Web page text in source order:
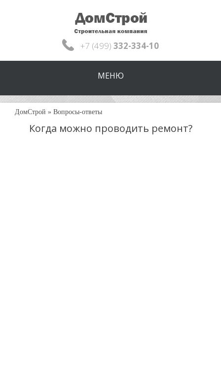
+7 (499) 332-334-10
МЕНЮ
ДомСтрой » Вопросы-ответы
Когда можно проводить ремонт?